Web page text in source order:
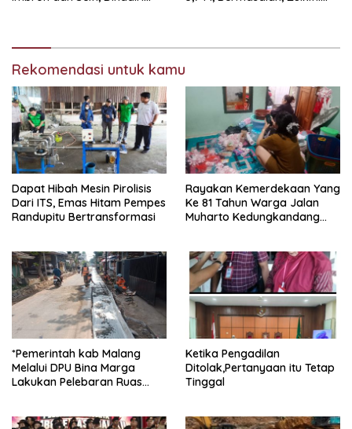
Rekomendasi untuk kamu
Dapat Hibah Mesin Pirolisis
Dari ITS, Emas Hitam Pempes
Randupitu Bertransformasi
Rayakan Kemerdekaan Yang
Ke 81 Tahun Warga Jalan
Muharto Kedungkandang
*Pemerintah kab Malang
Melalui DPU Bina Marga
Lakukan Pelebaran Ruas
Ketika Pengadilan
Ditolak,Pertanyaan itu Tetap
Tinggal